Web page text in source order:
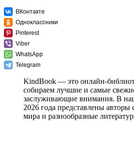
ВКонтакте
Одноклассники
Pinterest
Viber
WhatsApp
Telegram
KindBook — это онлайн-
собираем лучшие и самые
заслуживающие внимания. В
2026 года представлены авторы
мира и разнообразные